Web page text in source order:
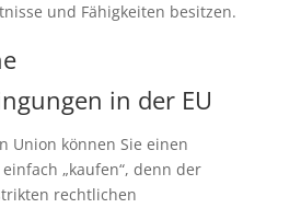
und Fähigkeiten besitzen.
in der EU
Union können Sie einen
„kaufen“, denn der
rechtlichen